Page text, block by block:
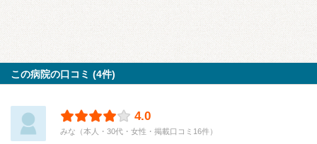
この病院の口コミ (4件)
4.0
みな（本人・30代・女性・掲載口コミ16件）